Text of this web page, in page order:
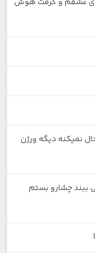
نمیکنه دیگه ورژن
چشارو بستم